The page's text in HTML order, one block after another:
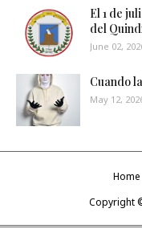
El 1 de
del
June 02,
Cuando
May 12,
Home
Copyright